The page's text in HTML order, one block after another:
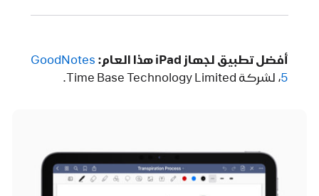
أفضل تطبيق لجهاز iPad هذا العام:
GoodNotes
5‏، لشركة Time Base Technology Limited.